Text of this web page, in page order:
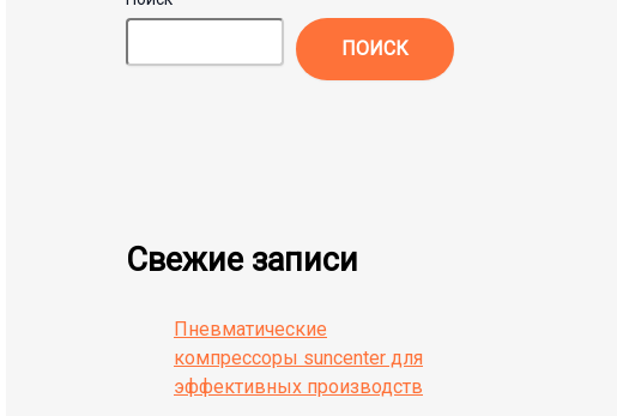
ПОИСК
Свежие записи
Пневматические
компрессоры suncenter для
эффективных производств